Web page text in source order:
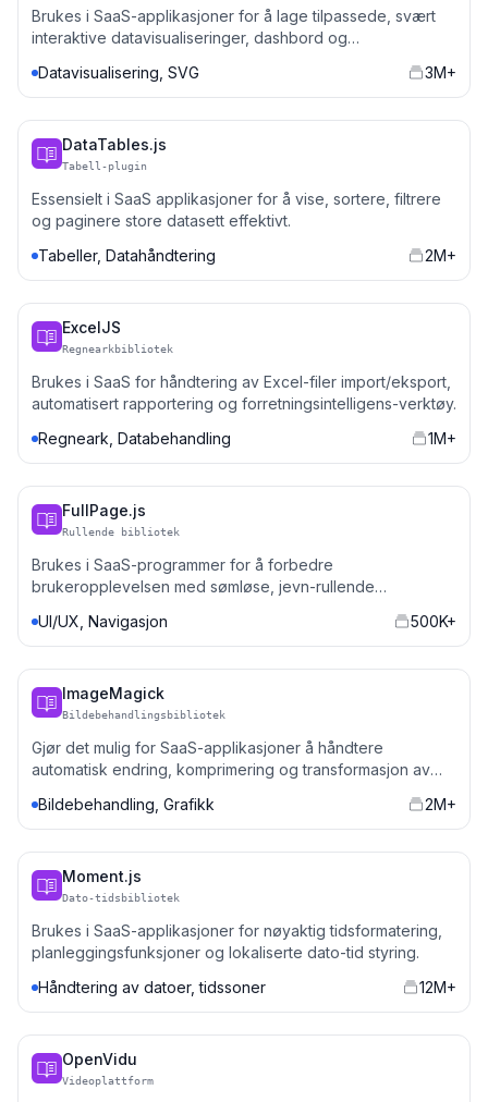
Brukes i SaaS-applikasjoner for å lage tilpassede, svært
interaktive datavisualiseringer, dashbord og
Datavisualisering, SVG 3M+
DataTables.js
Tabell-plugin
Essensielt i SaaS applikasjoner for å vise, sortere, filtrere
og paginere store datasett effektivt.
Tabeller, Datahåndtering
2M+
ExcelJS
Regnearkbibliotek
Brukes i SaaS for håndtering av Excel-filer import/eksport,
automatisert rapportering og forretningsintelligens-verktøy.
Regneark, Databehandling
1M+
FullPage.js
Rullende bibliotek
Brukes i SaaS-programmer for å forbedre
brukeropplevelsen med sømløse, jevn-rullende
UI/UX, Navigasjon 500K+
ImageMagick
Bildebehandlingsbibliotek
Gjør det mulig for SaaS-applikasjoner å håndtere
automatisk endring, komprimering og transformasjon av
Bildebehandling, Grafikk 2M+
Moment.js
Dato-tidsbibliotek
Brukes i SaaS-applikasjoner for nøyaktig tidsformatering,
planleggingsfunksjoner og lokaliserte dato-tid styring.
Håndtering av datoer, tidssoner
12M+
OpenVidu
Videoplattform